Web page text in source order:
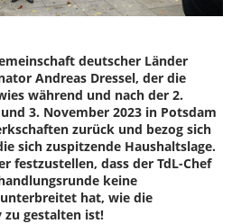
deutscher Länder
Andreas Dressel, der die
während und nach der 2.
3. November 2023 in Potsdam
zurück und bezog sich
sich zuspitzende Haushaltslage.
festzustellen, dass der TdL-Chef
keine
hat, wie die
gestalten ist!